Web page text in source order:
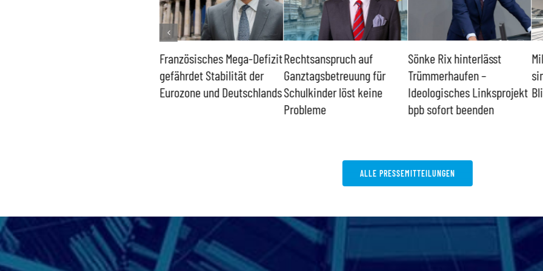
Französisches Mega-Defizit
gefährdet Stabilität der
Eurozone und Deutschlands
Rechtsanspruch auf
Ganztagsbetreuung für
Schulkinder löst keine
Probleme
Sönke Rix hinterlässt
Trümmerhaufen –
Ideologisches Linksprojekt
bpb sofort beenden
ALLE PRESSEMITTEILUNGEN